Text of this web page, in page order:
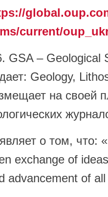
current/
GSA – Geological
Geology,
на своей
о том, что:
exchange of
advancement of